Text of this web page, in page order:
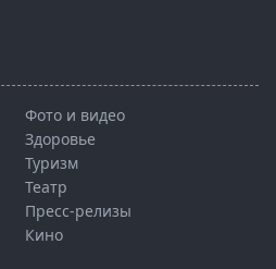
Фото и видео
Здоровье
Туризм
Театр
Пресс-релизы
Кино